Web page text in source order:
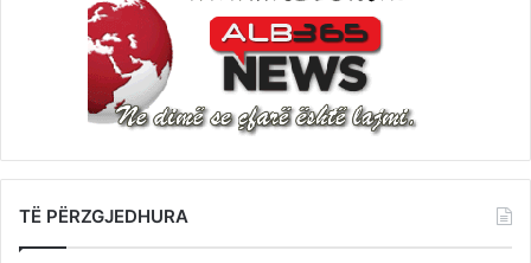
TË PËRZGJEDHURA